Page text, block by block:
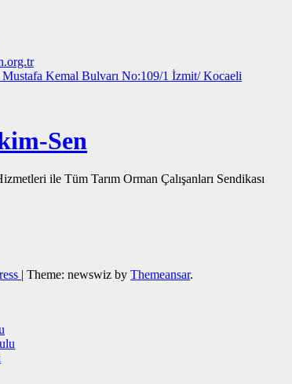
Kemal Bulvarı No:109/1 İzmit/ Kocaeli
Sen
ile Tüm Tarım Orman Çalışanları Sendikası
| Theme: newswiz by Themeansar.